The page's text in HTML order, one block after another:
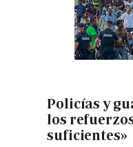
Policías y
los
suficientes»